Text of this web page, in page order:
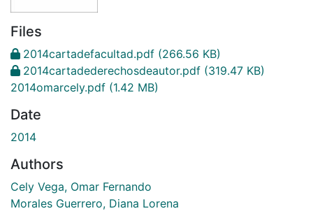
Files
2014cartadefacultad.pdf (266.56 KB)
2014cartadederechosdeautor.pdf (319.47 KB)
2014omarcely.pdf (1.42 MB)
Date
2014
Authors
Cely Vega, Omar Fernando
Morales Guerrero, Diana Lorena